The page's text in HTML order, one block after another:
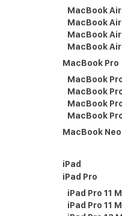
MacBook Air
MacBook Air
MacBook
MacBook
MacBook Pro
MacBook
MacBook
MacBook
MacBook
MacBook Neo
iPad
iPad Pro
iPad Pro 11
iPad Pro 11